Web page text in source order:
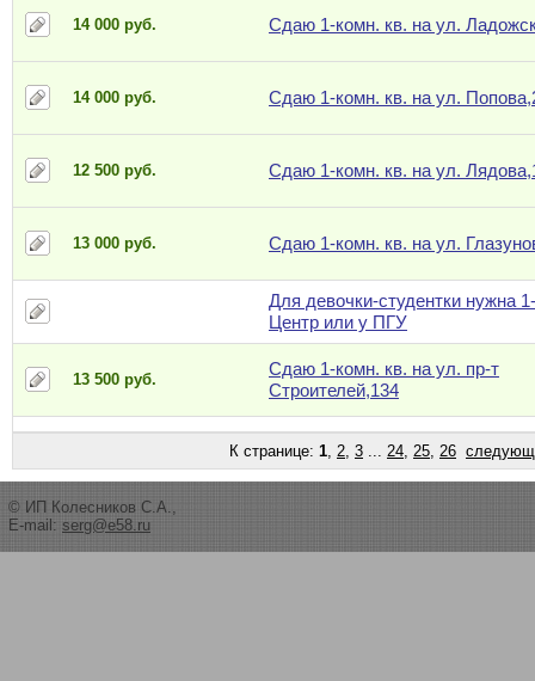
14 000 руб. Сдаю 1-комн. кв. на ул.
14 000 руб. Сдаю 1-комн. кв. на ул.
12 500 руб. Сдаю 1-комн. кв. на ул.
13 000 руб. Сдаю 1-комн. кв. на ул.
Для девочки-студентки нужна
Центр или у ПГУ
13 500 руб.
Сдаю 1-комн. кв. на ул. пр-т
Строителей,134
К странице: 1, 2, 3 ... 24, 25, 26
© ИП Колесников С.А.,
E-mail: serg@e58.ru